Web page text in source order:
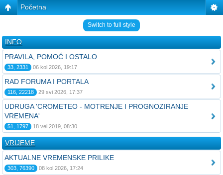
Početna
Switch to full style
INFO
PRAVILA, POMOĆ I OSTALO
33, 2331 06 kol 2026, 19:17
RAD FORUMA I PORTALA
116, 22218 29 svi 2026, 17:37
UDRUGA 'CROMETEO - MOTRENJE I PROGNOZIRANJE
VREMENA'
51, 1797 18 vel 2019, 08:30
VRIJEME
AKTUALNE VREMENSKE PRILIKE
303, 76390 08 kol 2026, 17:24